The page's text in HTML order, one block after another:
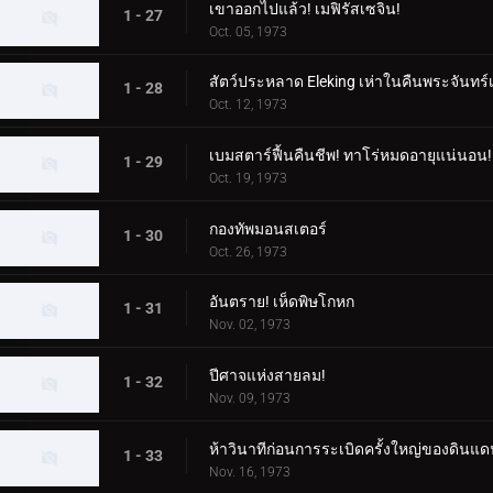
1 - 27 เขาออกไปแล้ว! เมฟิรัสเซจิน!
Oct. 05, 1973
1 - 28 สัตว์ประหลาด Eleking เห่าในคืนพระจันทร์
Oct. 12, 1973
1 - 29 เบมสตาร์ฟื้นคืนชีพ! ทาโร่หมดอายุแน่นอน!
Oct. 19, 1973
1 - 30 กองทัพมอนสเตอร์
Oct. 26, 1973
1 - 31 อันตราย! เห็ดพิษโกหก
Nov. 02, 1973
1 - 32 ปีศาจแห่งสายลม!
Nov. 09, 1973
1 - 33 ห้าวินาทีก่อนการระเบิดครั้งใหญ่ของดินแ
Nov. 16, 1973